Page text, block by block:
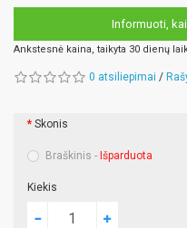
Informuoti,
Ankstesnė kaina, taikyta 30 dienų
0 atsiliepimai /
Skonis
Braškinis - Išparduota
Kiekis